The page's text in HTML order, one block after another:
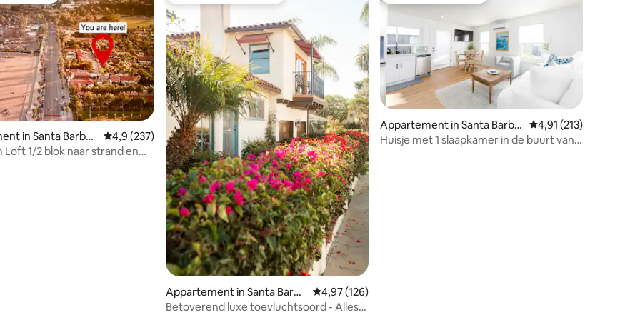
van 4,91 op 5, 180 recensies
in Santa Barbar
Gemiddelde beoordeling van 4,9 op 5, 237 recensies
4,9 (237)
Loft 1/2 blok naar strand en
Appartement in Santa Barba
ra
Gemiddelde beoordeling van 4,97 op 5, 126 recensies
4,97 (126)
Betoverend luxe toevluchtsoord - Alles
Appartement in Santa Barba
ra
Gemiddelde
4,91 (213)
Huisje met 1 slaapkamer in de buurt van